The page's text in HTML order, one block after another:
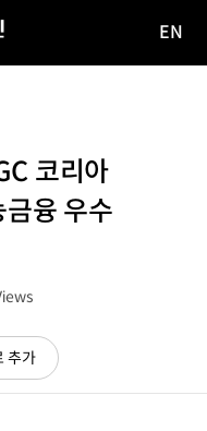
EN
코리아
금융 우수
추가(새
창